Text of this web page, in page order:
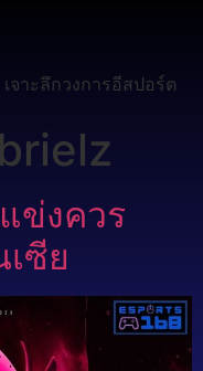
จาะลึกวงการอีสปอร์ต
ข่งควร
ซีย